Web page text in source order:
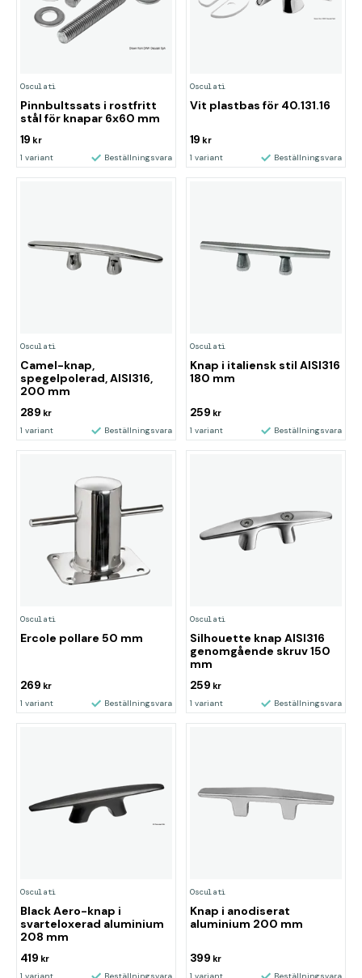
Osculati
Pinnbultssats i rostfritt
stål för knapar 6x60 mm
19 kr
1 variant Beställningsvara
Osculati
Vit plastbas för 40.131.16
19 kr
1 variant Beställningsvara
Osculati
Camel-knap,
spegelpolerad, AISI316,
200 mm
289 kr
1 variant Beställningsvara
Osculati
Knap i italiensk stil AISI316
180 mm
259 kr
1 variant Beställningsvara
Osculati
Ercole pollare 50 mm
269 kr
1 variant Beställningsvara
Osculati
Silhouette knap AISI316
genomgående skruv 150
mm
259 kr
1 variant Beställningsvara
Osculati
Black Aero-knap i
svarteloxerad aluminium
208 mm
419 kr
Osculati
Knap i anodiserat
aluminium 200 mm
399 kr